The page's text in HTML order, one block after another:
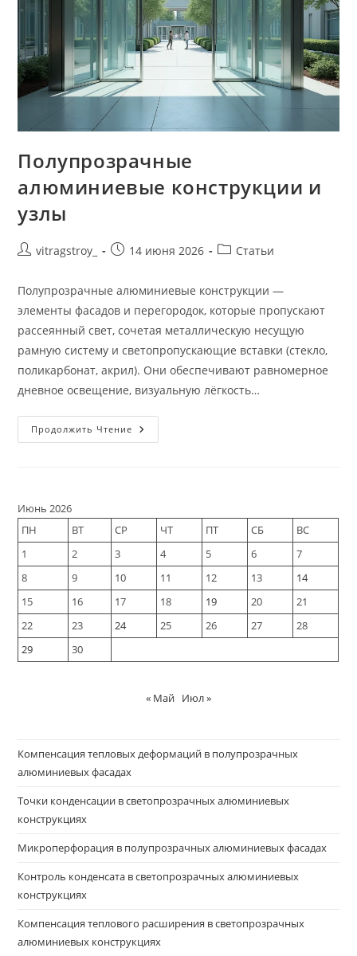
Полупрозрачные
алюминиевые конструкции и
узлы
Авторvitragstroy_
Запись14 июня 2026
Рубрика
Статьи
Полупрозрачные алюминиевые конструкции —
элементы фасадов и перегородок, которые пропускают
рассеянный свет, сочетая металлическую несущую
рамную систему и светопропускающие вставки (стекло,
поликарбонат, акрил). Они обеспечивают равномерное
дневное освещение, визуальную лёгкость…
Продолжить Чтение Полупрозрачные
Алюминиевые
Июнь 2026
ПН
ВТ СР ЧТ ПТ СБ
ВС
1
2 3 4 5 6
7
8
9 10 11 12 13
14
15
16 17 18 19 20
21
22
23 24 25 26 27
28
29
30
« Май Июл »
Компенсация тепловых деформаций в полупрозрачных
алюминиевых фасадах
Точки конденсации в светопрозрачных алюминиевых
конструкциях
Микроперфорация в полупрозрачных алюминиевых фасадах
Контроль конденсата в светопрозрачных алюминиевых
конструкциях
Компенсация теплового расширения в светопрозрачных
алюминиевых конструкциях